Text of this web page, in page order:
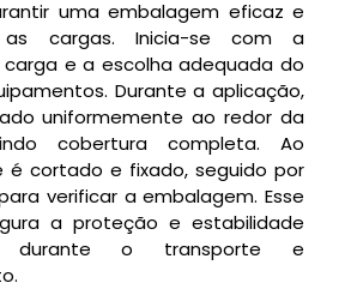
uma embalagem eficaz e
cargas. Inicia-se com a
e a escolha adequada do
Durante a aplicação,
uniformemente ao redor da
cobertura completa. Ao
é cortado e fixado, seguido por
verificar a embalagem. Esse
a proteção e estabilidade
durante o transporte e